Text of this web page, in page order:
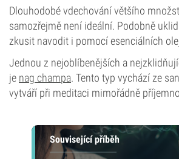
Dlouhodobé vdechování většího
samozřejmě není ideální. Podobně
zkusit navodit i pomocí esenciálních
Jednou z nejoblíbenějších a
je nag champa. Tento typ vychází ze
vytváří při meditaci mimořádně
Související příběh